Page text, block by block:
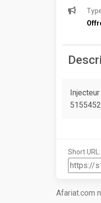
Short URL:
Afariat.com